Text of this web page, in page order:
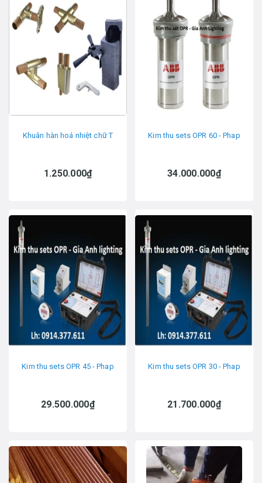
Khuân hàn hoá nhiệt chữ T
1.250.000₫
Kim thu sets OPR 60 - Phap
34.000.000₫
Kim thu sets OPR 45 - Phap
29.500.000₫
Kim thu sets OPR 30 - Phap
21.700.000₫